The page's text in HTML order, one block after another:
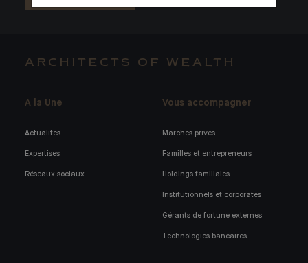
ARCHITECTS OF WEALTH
A la Une
Actualités
Expertises
Réseaux sociaux
Vous accompagner
Marchés privés
Familles et entrepreneurs
Holdings familiales
Institutionnels et corporates
Gérants de fortune externes
Technologies bancaires